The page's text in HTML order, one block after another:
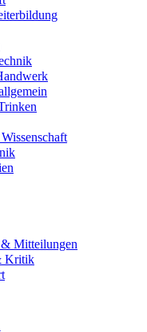
Mitteilungen
Kritik